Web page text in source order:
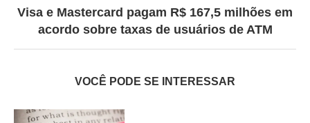
Visa e Mastercard pagam R$ 167,5 milhões em
acordo sobre taxas de usuários de ATM
VOCÊ PODE SE INTERESSAR